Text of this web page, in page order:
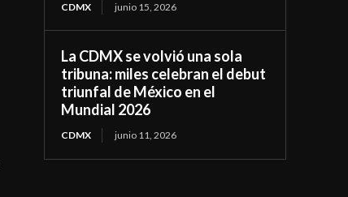
CDMX junio 15, 2026
La CDMX se volvió una sola
tribuna: miles celebran el debut
triunfal de México en el
Mundial 2026
CDMX junio 11, 2026